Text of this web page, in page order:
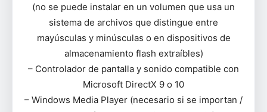
(no se puede instalar en un volumen que usa un
sistema de archivos que distingue entre
mayúsculas y minúsculas o en dispositivos de
almacenamiento flash extraíbles)
– Controlador de pantalla y sonido compatible con
Microsoft DirectX 9 o 10
– Windows Media Player (necesario si se importan /